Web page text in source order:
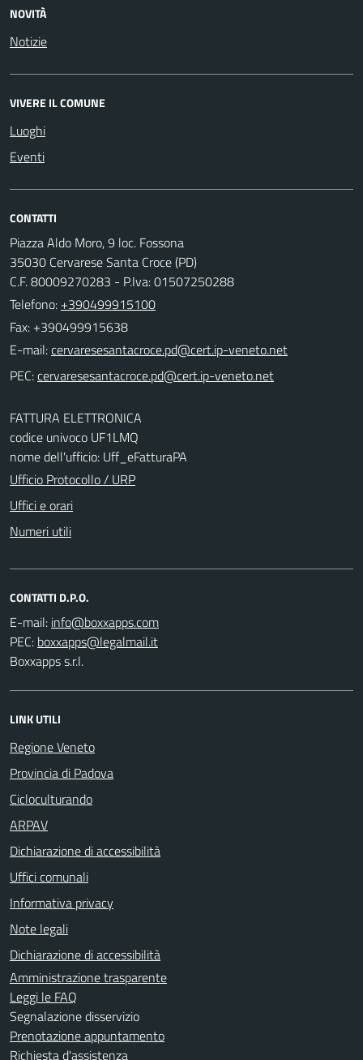
NOVITÀ
Notizie
VIVERE IL COMUNE
Luoghi
Eventi
CONTATTI
Piazza Aldo Moro, 9 loc. Fossona
35030 Cervarese Santa Croce (PD)
C.F. 80009270283 - P.Iva: 01507250288
Telefono: +390499915100
Fax: +390499915638
E-mail:
PEC:
FATTURA ELETTRONICA
codice univoco UF1LMQ
nome dell'ufficio: Uff_eFatturaPA
Ufficio Protocollo / URP
Uffici e orari
Numeri utili
CONTATTI D.P.O.
E-mail:
PEC:
Boxxapps s.r.l.
LINK UTILI
Regione Veneto
Provincia di Padova
Cicloculturando
ARPAV
Dichiarazione di accessibilità
Uffici comunali
Informativa privacy
Note legali
Dichiarazione di accessibilità
Amministrazione trasparente
Leggi le FAQ
Segnalazione disservizio
Prenotazione appuntamento
Richiesta d'assistenza